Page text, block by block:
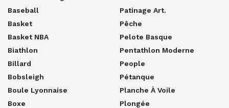
Baseball
Basket
Basket NBA
Biathlon
Billard
Bobsleigh
Boule Lyonnaise
Boxe
Patinage Art.
Pêche
Pelote Basque
Pentathlon Moderne
People
Pétanque
Planche À Voile
Plongée